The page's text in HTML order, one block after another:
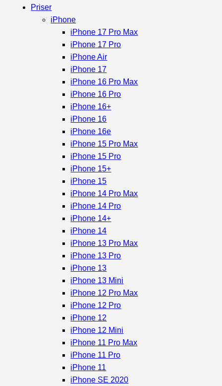
Priser
iPhone
iPhone 17 Pro Max
iPhone 17 Pro
iPhone Air
iPhone 17
iPhone 16 Pro Max
iPhone 16 Pro
iPhone 16+
iPhone 16
iPhone 16e
iPhone 15 Pro Max
iPhone 15 Pro
iPhone 15+
iPhone 15
iPhone 14 Pro Max
iPhone 14 Pro
iPhone 14+
iPhone 14
iPhone 13 Pro Max
iPhone 13 Pro
iPhone 13
iPhone 13 Mini
iPhone 12 Pro Max
iPhone 12 Pro
iPhone 12
iPhone 12 Mini
iPhone 11 Pro Max
iPhone 11 Pro
iPhone 11
iPhone SE 2020